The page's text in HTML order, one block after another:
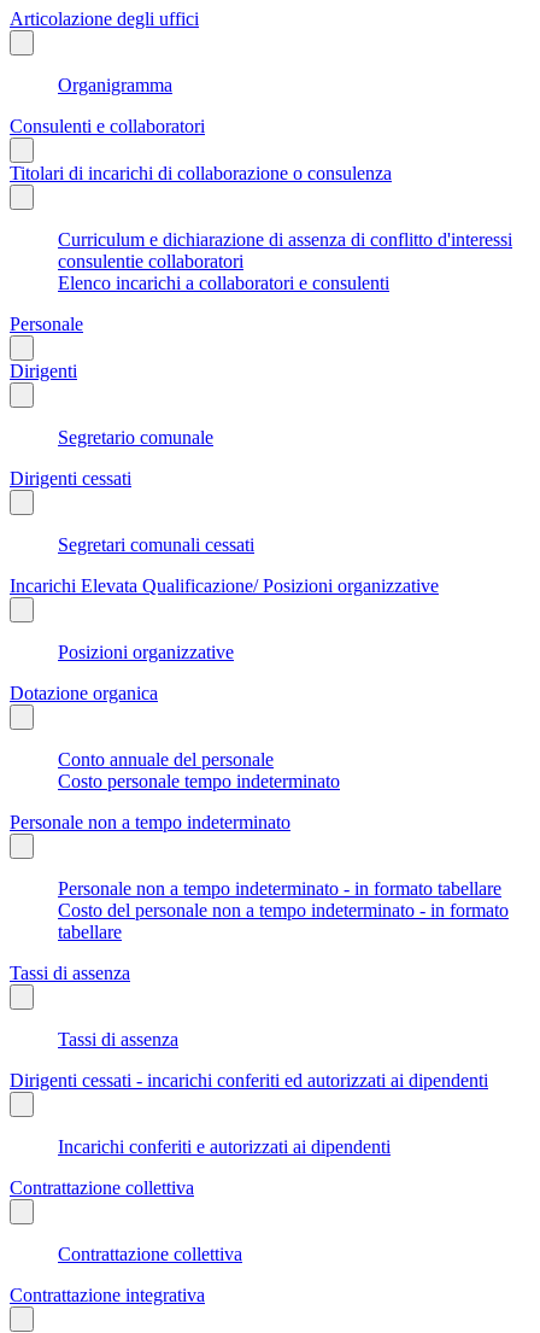
Articolazione degli uffici
Organigramma
Consulenti e collaboratori
Titolari di incarichi di collaborazione o consulenza
Curriculum e dichiarazione di assenza di conflitto d'interessi
consulentie collaboratori
Elenco incarichi a collaboratori e consulenti
Personale
Dirigenti
Segretario comunale
Dirigenti cessati
Segretari comunali cessati
Incarichi Elevata Qualificazione/ Posizioni organizzative
Posizioni organizzative
Dotazione organica
Conto annuale del personale
Costo personale tempo indeterminato
Personale non a tempo indeterminato
Personale non a tempo indeterminato - in formato tabellare
Costo del personale non a tempo indeterminato - in formato
tabellare
Tassi di assenza
Tassi di assenza
Dirigenti cessati - incarichi conferiti ed autorizzati ai dipendenti
Incarichi conferiti e autorizzati ai dipendenti
Contrattazione collettiva
Contrattazione collettiva
Contrattazione integrativa